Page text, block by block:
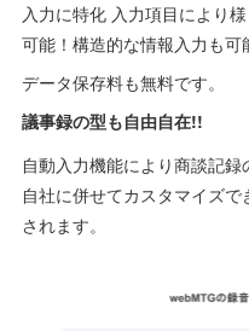
入力に特化 入力項目により
可能！構造的な情報入力も可
データ保存料も無料です。
議事録の型も自由自在!!
自動入力機能により商談記
自社に併せてカスタマイズ
されます。